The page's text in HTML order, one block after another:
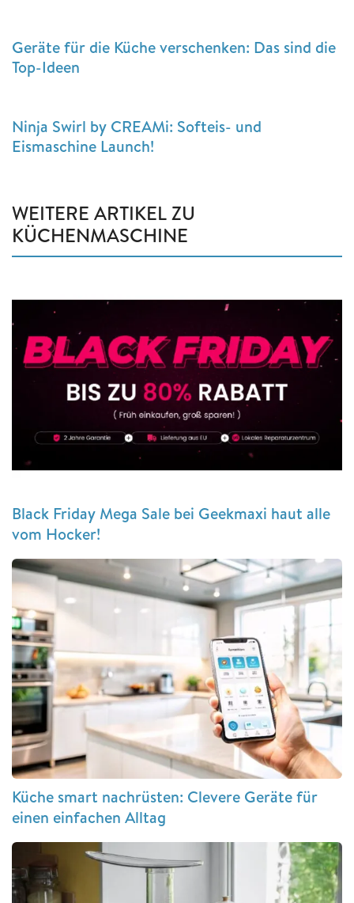
Geräte für die Küche verschenken: Das sind die
Top-Ideen
Ninja Swirl by CREAMi: Softeis- und
Eismaschine Launch!
WEITERE ARTIKEL ZU
KÜCHENMASCHINE
Black Friday Mega Sale bei Geekmaxi haut alle
vom Hocker!
Küche smart nachrüsten: Clevere Geräte für
einen einfachen Alltag